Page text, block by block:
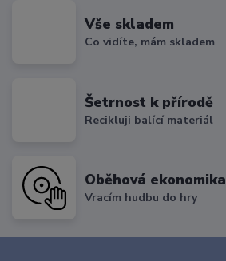
Vše skladem
Co vidíte, mám skladem
Šetrnost k přírodě
Recikluji balící materiál
Oběhová ekonomika
Vracím hudbu do hry